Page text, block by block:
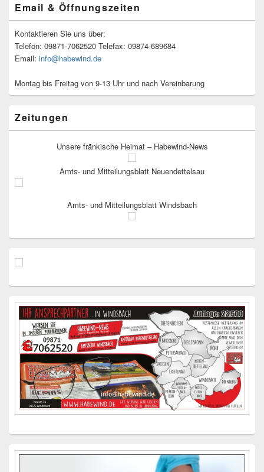
Email & Öffnungszeiten
Kontaktieren Sie uns über:
Telefon: 09871-7062520 Telefax: 09874-689684
Email: info@habewind.de
Montag bis Freitag von 9-13 Uhr und nach Vereinbarung
Zeitungen
Unsere fränkische Heimat – Habewind-News
Amts- und Mitteilungsblatt Neuendettelsau
Amts- und Mitteilungsblatt Windsbach